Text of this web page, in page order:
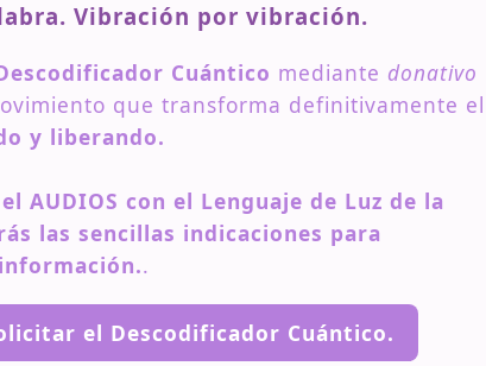
Vibración por vibración.
Cuántico mediante donativo
que transforma definitivamente el
y liberando.
AUDIOS con el Lenguaje de Luz de la
las sencillas indicaciones para
.
el Descodificador Cuántico.